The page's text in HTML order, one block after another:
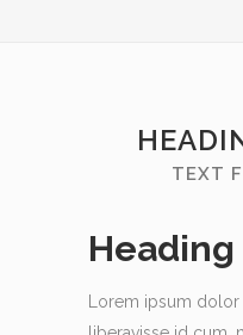
TEXT
Heading
Lorem ipsum